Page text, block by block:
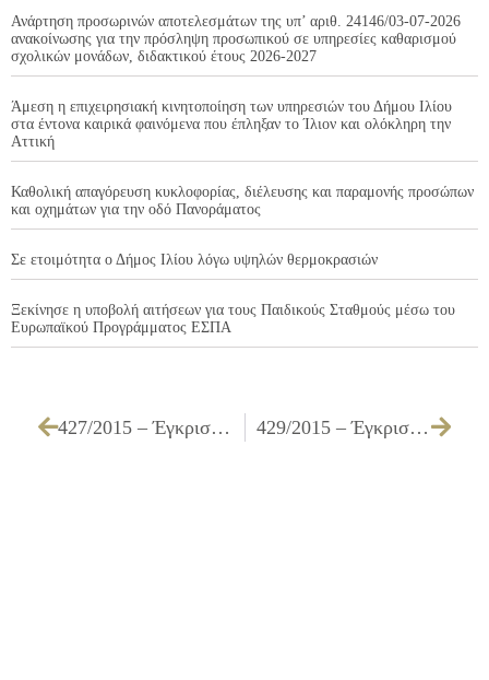
Ανάρτηση προσωρινών αποτελεσμάτων της υπ’ αριθ. 24146/03-07-2026
ανακοίνωσης για την πρόσληψη προσωπικού σε υπηρεσίες καθαρισμού
σχολικών μονάδων, διδακτικού έτους 2026-2027
Άμεση η επιχειρησιακή κινητοποίηση των υπηρεσιών του Δήμου Ιλίου
στα έντονα καιρικά φαινόμενα που έπληξαν το Ίλιον και ολόκληρη την
Αττική
Καθολική απαγόρευση κυκλοφορίας, διέλευσης και παραμονής προσώπων
και οχημάτων για την οδό Πανοράματος
Σε ετοιμότητα ο Δήμος Ιλίου λόγω υψηλών θερμοκρασιών
Ξεκίνησε η υποβολή αιτήσεων για τους Παιδικούς Σταθμούς μέσω του
Ευρωπαϊκού Προγράμματος ΕΣΠΑ
427/2015 – Έγκριση πίστωσης ,τεχνικών προδιαγραφών και καθορισμός όρων διακήρυξης για την «Προμήθεια κουρτινών – ρολοκουρτινών, μοκετών & χλοοταπήτων για τις ανάγκες υπηρεσιών του Δήμου» 429/2015 – Έγκριση εισηγητικών της αρμόδια επιτροπής αξιολόγησης που αφορούν την κατακύρωση του διαγωνισμού για την «Προμήθεια δένδρων – θάμνων»